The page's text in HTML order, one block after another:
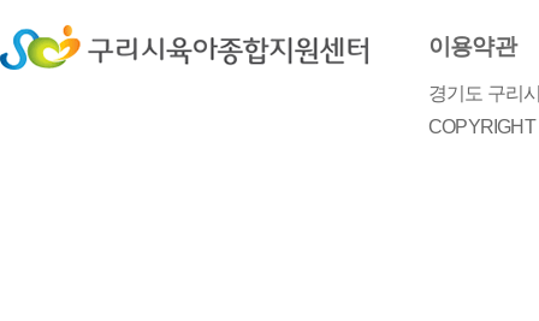
이용약관
경기도 구리